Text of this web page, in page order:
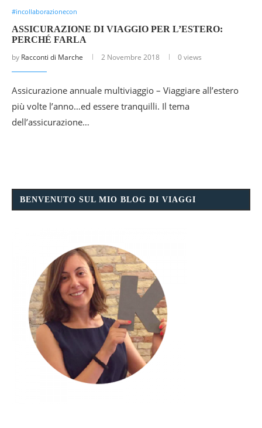
#incollaborazionecon
ASSICURAZIONE DI VIAGGIO PER L’ESTERO:
PERCHÉ FARLA
by Racconti di Marche 2 Novembre 2018 0 views
Assicurazione annuale multiviaggio – Viaggiare all’estero
più volte l’anno…ed essere tranquilli. Il tema
dell’assicurazione…
BENVENUTO SUL MIO BLOG DI VIAGGI